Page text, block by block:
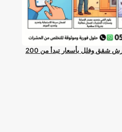
شركة مكافحة حشرات بالرياض | رش شقق وفلل بأسعار تبدأ من 200